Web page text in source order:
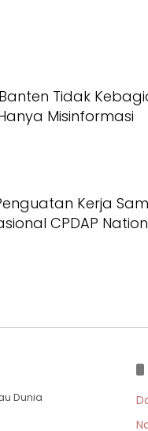
Tidak
Misinformasi
Kerja
CPDAP
Dunia